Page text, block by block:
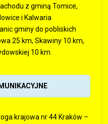
z gminą Tomice,
i Kalwaria
gminy do pobliskich
25 km, Skawiny 10 km,
10 km.
krajowa nr 44 Kraków –